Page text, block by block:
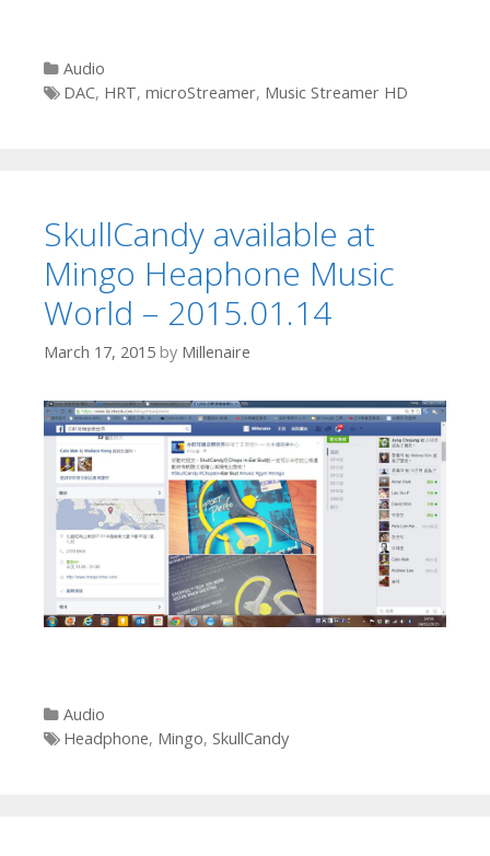
Categories
Audio
Tags
DAC, HRT, microStreamer, Music Streamer HD
SkullCandy available at
Mingo Heaphone Music
World – 2015.01.14
March 17, 2015 by Millenaire
Categories
Audio
Tags
Headphone, Mingo, SkullCandy